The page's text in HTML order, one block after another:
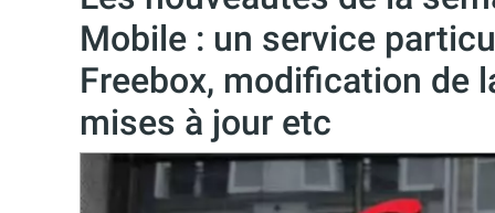
Mobile : un service
Freebox, modification de
mises à jour etc